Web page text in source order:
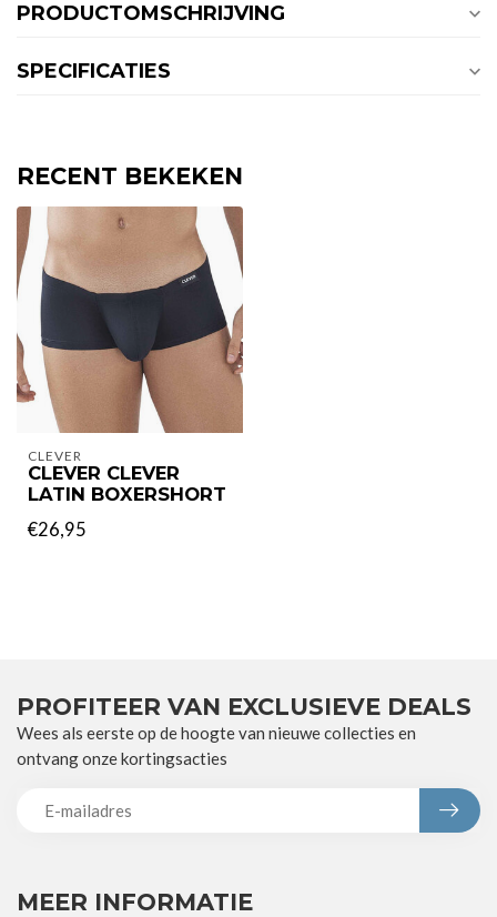
PRODUCTOMSCHRIJVING
SPECIFICATIES
RECENT BEKEKEN
CLEVER
CLEVER CLEVER
LATIN BOXERSHORT
€26,95
MEER INFORMATIE
PROFITEER VAN EXCLUSIEVE DEALS
Wees als eerste op de hoogte van nieuwe collecties en
ontvang onze kortingsacties